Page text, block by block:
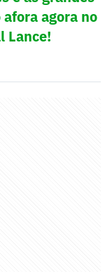
agora no
Lance!